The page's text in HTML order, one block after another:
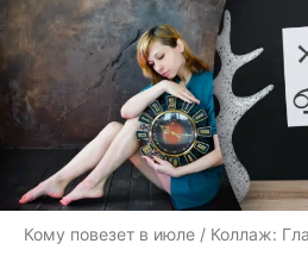
Кому повезет в июле / Коллаж: